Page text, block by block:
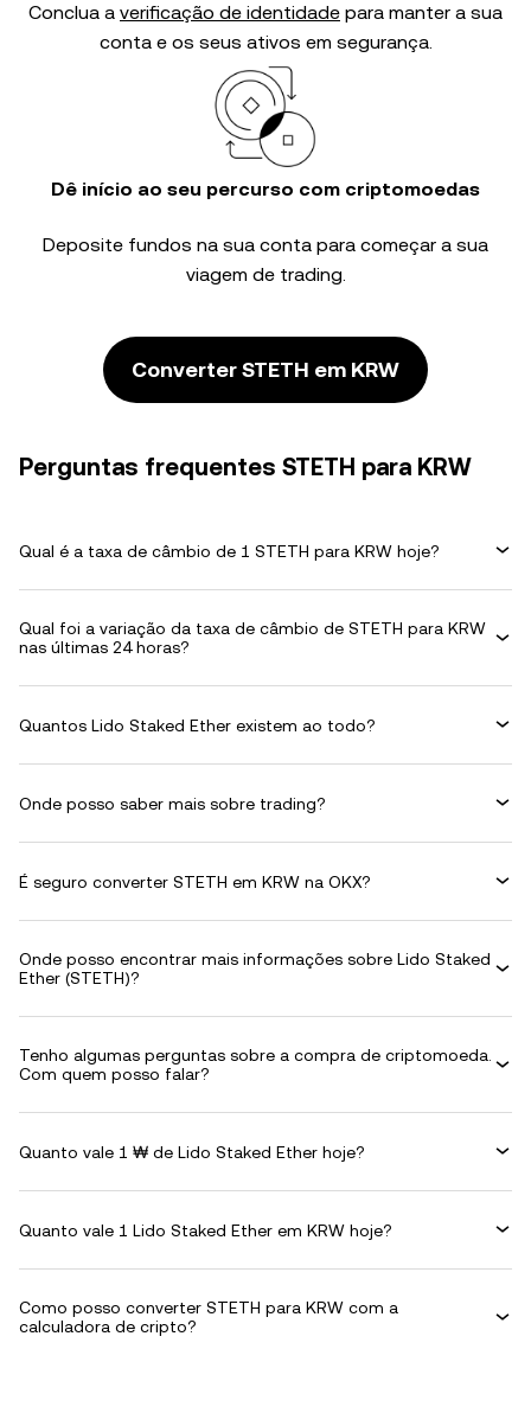
Conclua a verificação de identidade para manter a sua
conta e os seus ativos em segurança.
Dê início ao seu percurso com criptomoedas
Deposite fundos na sua conta para começar a sua
viagem de trading.
Converter STETH em KRW
Perguntas frequentes STETH para KRW
Qual é a taxa de câmbio de 1 STETH para KRW hoje?
Qual foi a variação da taxa de câmbio de STETH para KRW
nas últimas 24 horas?
Quantos Lido Staked Ether existem ao todo?
Onde posso saber mais sobre trading?
É seguro converter STETH em KRW na OKX?
Onde posso encontrar mais informações sobre Lido Staked
Ether (STETH)?
Tenho algumas perguntas sobre a compra de criptomoeda.
Com quem posso falar?
Quanto vale 1 ₩ de Lido Staked Ether hoje?
Quanto vale 1 Lido Staked Ether em KRW hoje?
Como posso converter STETH para KRW com a
calculadora de cripto?